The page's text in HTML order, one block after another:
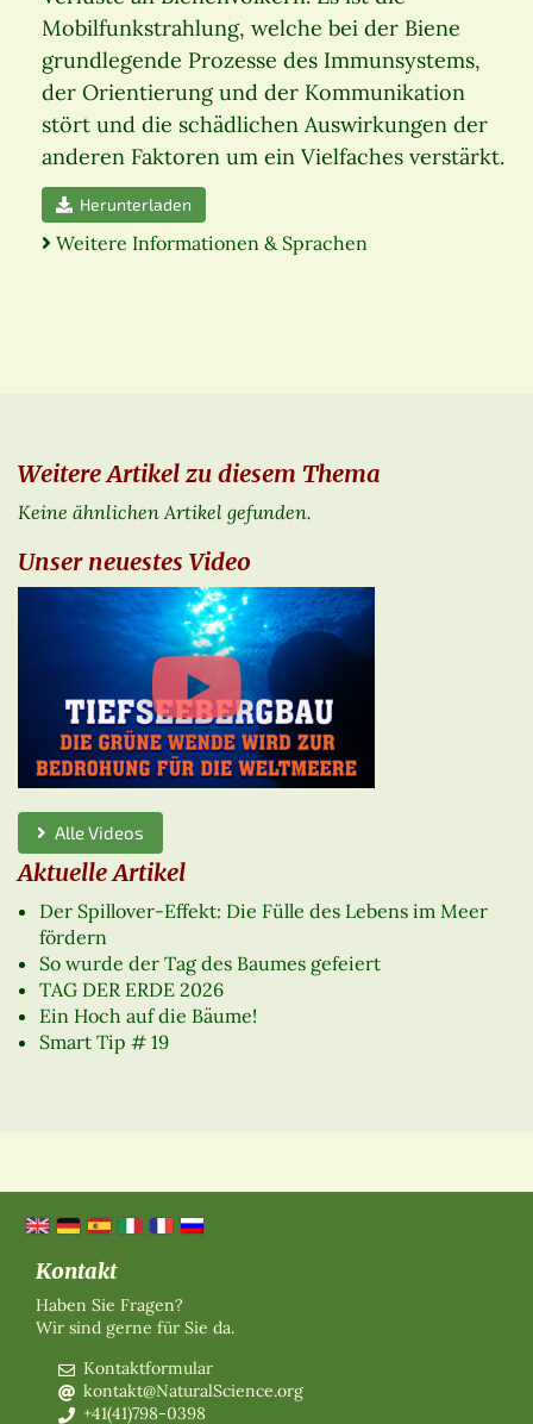
Mobilfunkstrahlung, welche bei der Biene
grundlegende Prozesse des Immunsystems,
der Orientierung und der Kommunikation
stört und die schädlichen Auswirkungen der
anderen Faktoren um ein Vielfaches verstärkt.
Herunterladen
Weitere Informationen & Sprachen
Weitere Artikel zu diesem Thema
Keine ähnlichen Artikel gefunden.
Unser neuestes Video
Alle Videos
Aktuelle Artikel
Der Spillover-Effekt: Die Fülle des Lebens im Meer
fördern
So wurde der Tag des Baumes gefeiert
TAG DER ERDE 2026
Ein Hoch auf die Bäume!
Smart Tip # 19
Kontakt
Haben Sie Fragen?
Wir sind gerne für Sie da.
Kontaktformular
kontakt@NaturalScience.org
+41(41)798-0398